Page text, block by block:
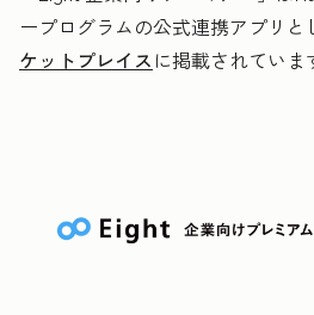
ープログラムの公式連携アプリと
ケットプレイス に掲載されていま